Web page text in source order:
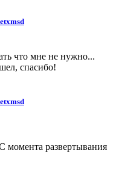
что мне не нужно...
спасибо!
момента развертывания